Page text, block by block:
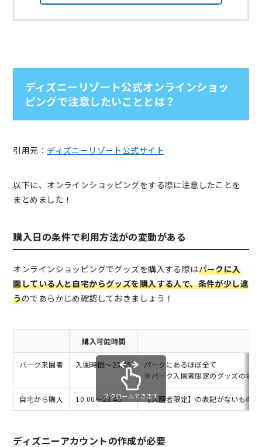
ディズニーリゾート公式オンラインショッ
ピングで注意したいこととは？
引用元： ディズニーリゾート公式サイト
以下に、オンラインショッピングをする際に注意したことを
まとめました！
購入日の条件で利用方法がの変動がある
オンラインショッピングでグッズを購入する際はパークに入
園している人と自宅からグッズを購入する人で、条件が少し違
うのであらかじめ確認しておきましょう！
購入可能時間
パーク来園者 入園時間～23:45
パークにあるほぼ全て
※パーク入園者限定のグッズの場
自宅から購入 10:00～23:45 【入園者限定】の表記がないもの
スクロールできます
ディズニーアカウントの作成が必要